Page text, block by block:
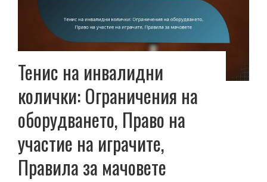
Тенис на инвалидни
колички: Ограничения на
оборудването, Право на
участие на играчите,
Правила за мачовете